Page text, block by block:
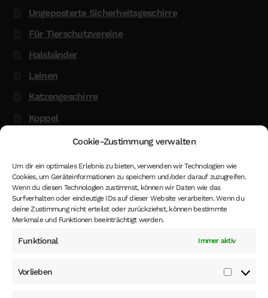
Cookie-Zustimmung verwalten
Um dir ein optimales Erlebnis zu bieten, verwenden wir Technologien wie
Cookies, um Geräteinformationen zu speichern und/oder darauf zuzugreifen.
Wenn du diesen Technologien zustimmst, können wir Daten wie das
Surfverhalten oder eindeutige IDs auf dieser Website verarbeiten. Wenn du
deine Zustimmung nicht erteilst oder zurückziehst, können bestimmte
Merkmale und Funktionen beeinträchtigt werden.
Funktional Immer aktiv
Vorlieben
Ungeposterte Sicherheitsgeschirre
Für Tierschutzvereine
Halsbänder
Leinen
Katzengeschirre
Koppel
Glow in the Dark
Hund oder Katze Vermessungstermin
Hinweis
*- Die Höhe der MwSt. in den gezeigten Preise im Shop
anderen EU Landes als Lieferadresse beim Abschluss